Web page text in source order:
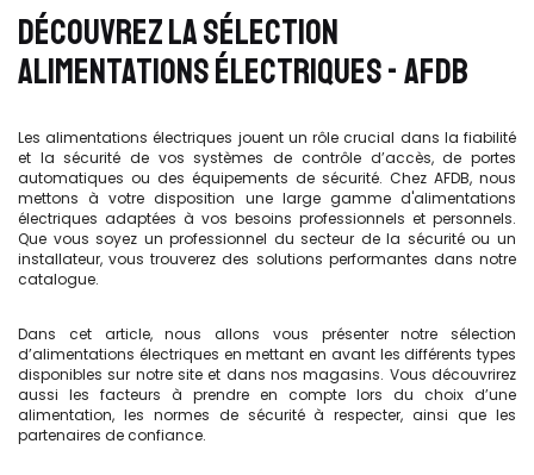
DÉCOUVREZ LA SÉLECTION
ALIMENTATIONS ÉLECTRIQUES - AFDB
Les alimentations électriques jouent un rôle crucial dans la fiabilité
et la sécurité de vos systèmes de contrôle d’accès, de portes
automatiques ou des équipements de sécurité. Chez AFDB, nous
mettons à votre disposition une large gamme d'alimentations
électriques adaptées à vos besoins professionnels et personnels.
Que vous soyez un professionnel du secteur de la sécurité ou un
installateur, vous trouverez des solutions performantes dans notre
catalogue.
Dans cet article, nous allons vous présenter notre sélection
d’alimentations électriques en mettant en avant les différents types
disponibles sur notre site et dans nos magasins. Vous découvrirez
aussi les facteurs à prendre en compte lors du choix d’une
alimentation, les normes de sécurité à respecter, ainsi que les
partenaires de confiance.